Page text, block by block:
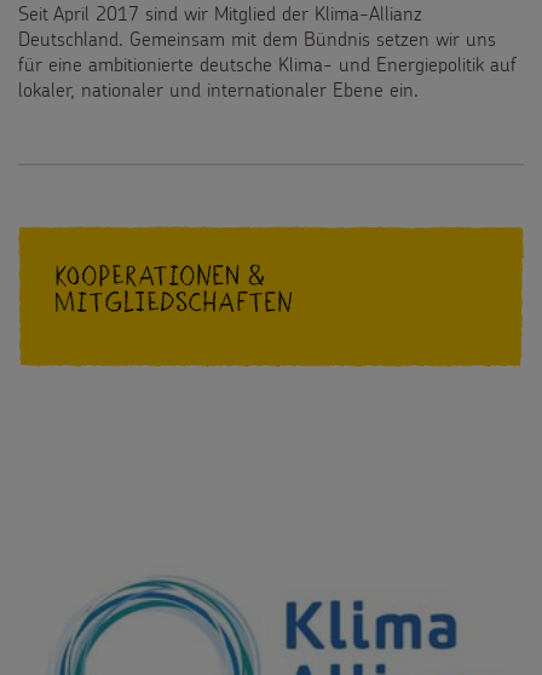
Seit April 2017 sind wir Mitglied der Klima-Allianz
Deutschland. Gemeinsam mit dem Bündnis setzen wir uns
für eine ambitionierte deutsche Klima- und Energiepolitik auf
lokaler, nationaler und internationaler Ebene ein.
Kooperationen &
Mitgliedschaften